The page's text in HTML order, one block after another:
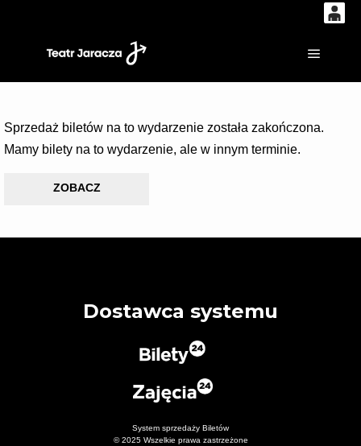
14 53
Sprzedaż biletów na to wydarzenie została zakończona.
Mamy bilety na to wydarzenie, ale w innym terminie.
ZOBACZ
Dostawca systemu
System sprzedaży Biletów
© 2025 Wszelkie prawa zastrzeżone